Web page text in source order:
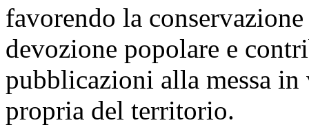
favorendo la
devozione popolare e
pubblicazioni alla messa
propria del territorio.